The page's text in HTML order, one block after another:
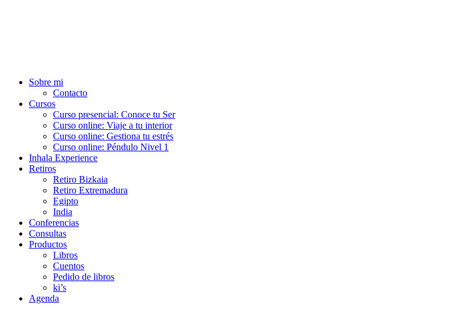
Sobre mi
Contacto
Cursos
Curso presencial: Conoce tu Ser
Curso online: Viaje a tu interior
Curso online: Gestiona tu estrés
Curso online: Péndulo Nivel 1
Inhala Experience
Retiros
Retiro Bizkaia
Retiro Extremadura
Egipto
India
Conferencias
Consultas
Productos
Libros
Cuentos
Pedido de libros
ki’s
Agenda